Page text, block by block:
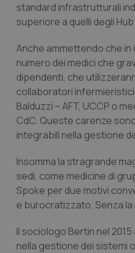
standard infrastrutturali
superiore a quelli degli Hub.
Anche ammettendo che
numero dei medici che
dipendenti, che
collaboratori
Balduzzi – AFT, UCCP o
CdC. Queste carenze
integrabili nella gestione
Insomma la stragrande
sedi, come medicine di
Spoke per due motivi
e burocratizzato. Senza
Il sociologo Bertin nel
nella gestione dei sistemi